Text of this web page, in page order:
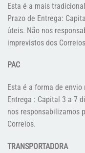
Esta é a mais
Prazo de Entrega:
úteis. Não nos
imprevistos dos
PAC
Esta é a forma de
Entrega : Capital 3 a 7
nos responsabilizamos
Correios.
TRANSPORTADORA